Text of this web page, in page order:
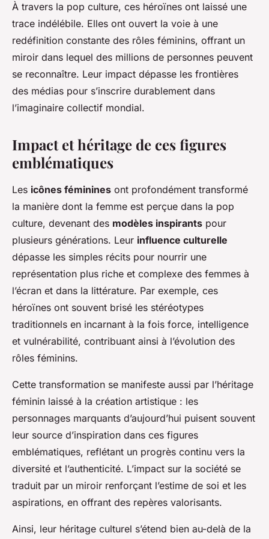
À travers la pop culture, ces héroïnes ont laissé une
trace indélébile. Elles ont ouvert la voie à une
redéfinition constante des rôles féminins, offrant un
miroir dans lequel des millions de personnes peuvent
se reconnaître. Leur impact dépasse les frontières
des médias pour s’inscrire durablement dans
l’imaginaire collectif mondial.
Impact et héritage de ces figures
emblématiques
Les icônes féminines ont profondément transformé
la manière dont la femme est perçue dans la pop
culture, devenant des modèles inspirants pour
plusieurs générations. Leur influence culturelle
dépasse les simples récits pour nourrir une
représentation plus riche et complexe des femmes à
l’écran et dans la littérature. Par exemple, ces
héroïnes ont souvent brisé les stéréotypes
traditionnels en incarnant à la fois force, intelligence
et vulnérabilité, contribuant ainsi à l’évolution des
rôles féminins.
Cette transformation se manifeste aussi par l’héritage
féminin laissé à la création artistique : les
personnages marquants d’aujourd’hui puisent souvent
leur source d’inspiration dans ces figures
emblématiques, reflétant un progrès continu vers la
diversité et l’authenticité. L’impact sur la société se
traduit par un miroir renforçant l’estime de soi et les
aspirations, en offrant des repères valorisants.
Ainsi, leur héritage culturel s’étend bien au-delà de la